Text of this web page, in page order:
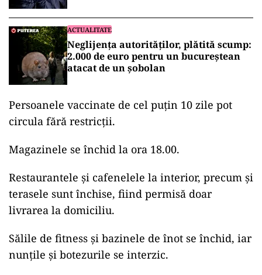
ACTUALITATE
Neglijența autorităților, plătită scump:
2.000 de euro pentru un bucureștean
atacat de un șobolan
Persoanele vaccinate de cel puțin 10 zile pot
circula fără restricții.
Magazinele se închid la ora 18.00.
Restaurantele și cafenelele la interior, precum și
terasele sunt închise, fiind permisă doar
livrarea la domiciliu.
Sălile de fitness și bazinele de înot se închid, iar
nunțile și botezurile se interzic.